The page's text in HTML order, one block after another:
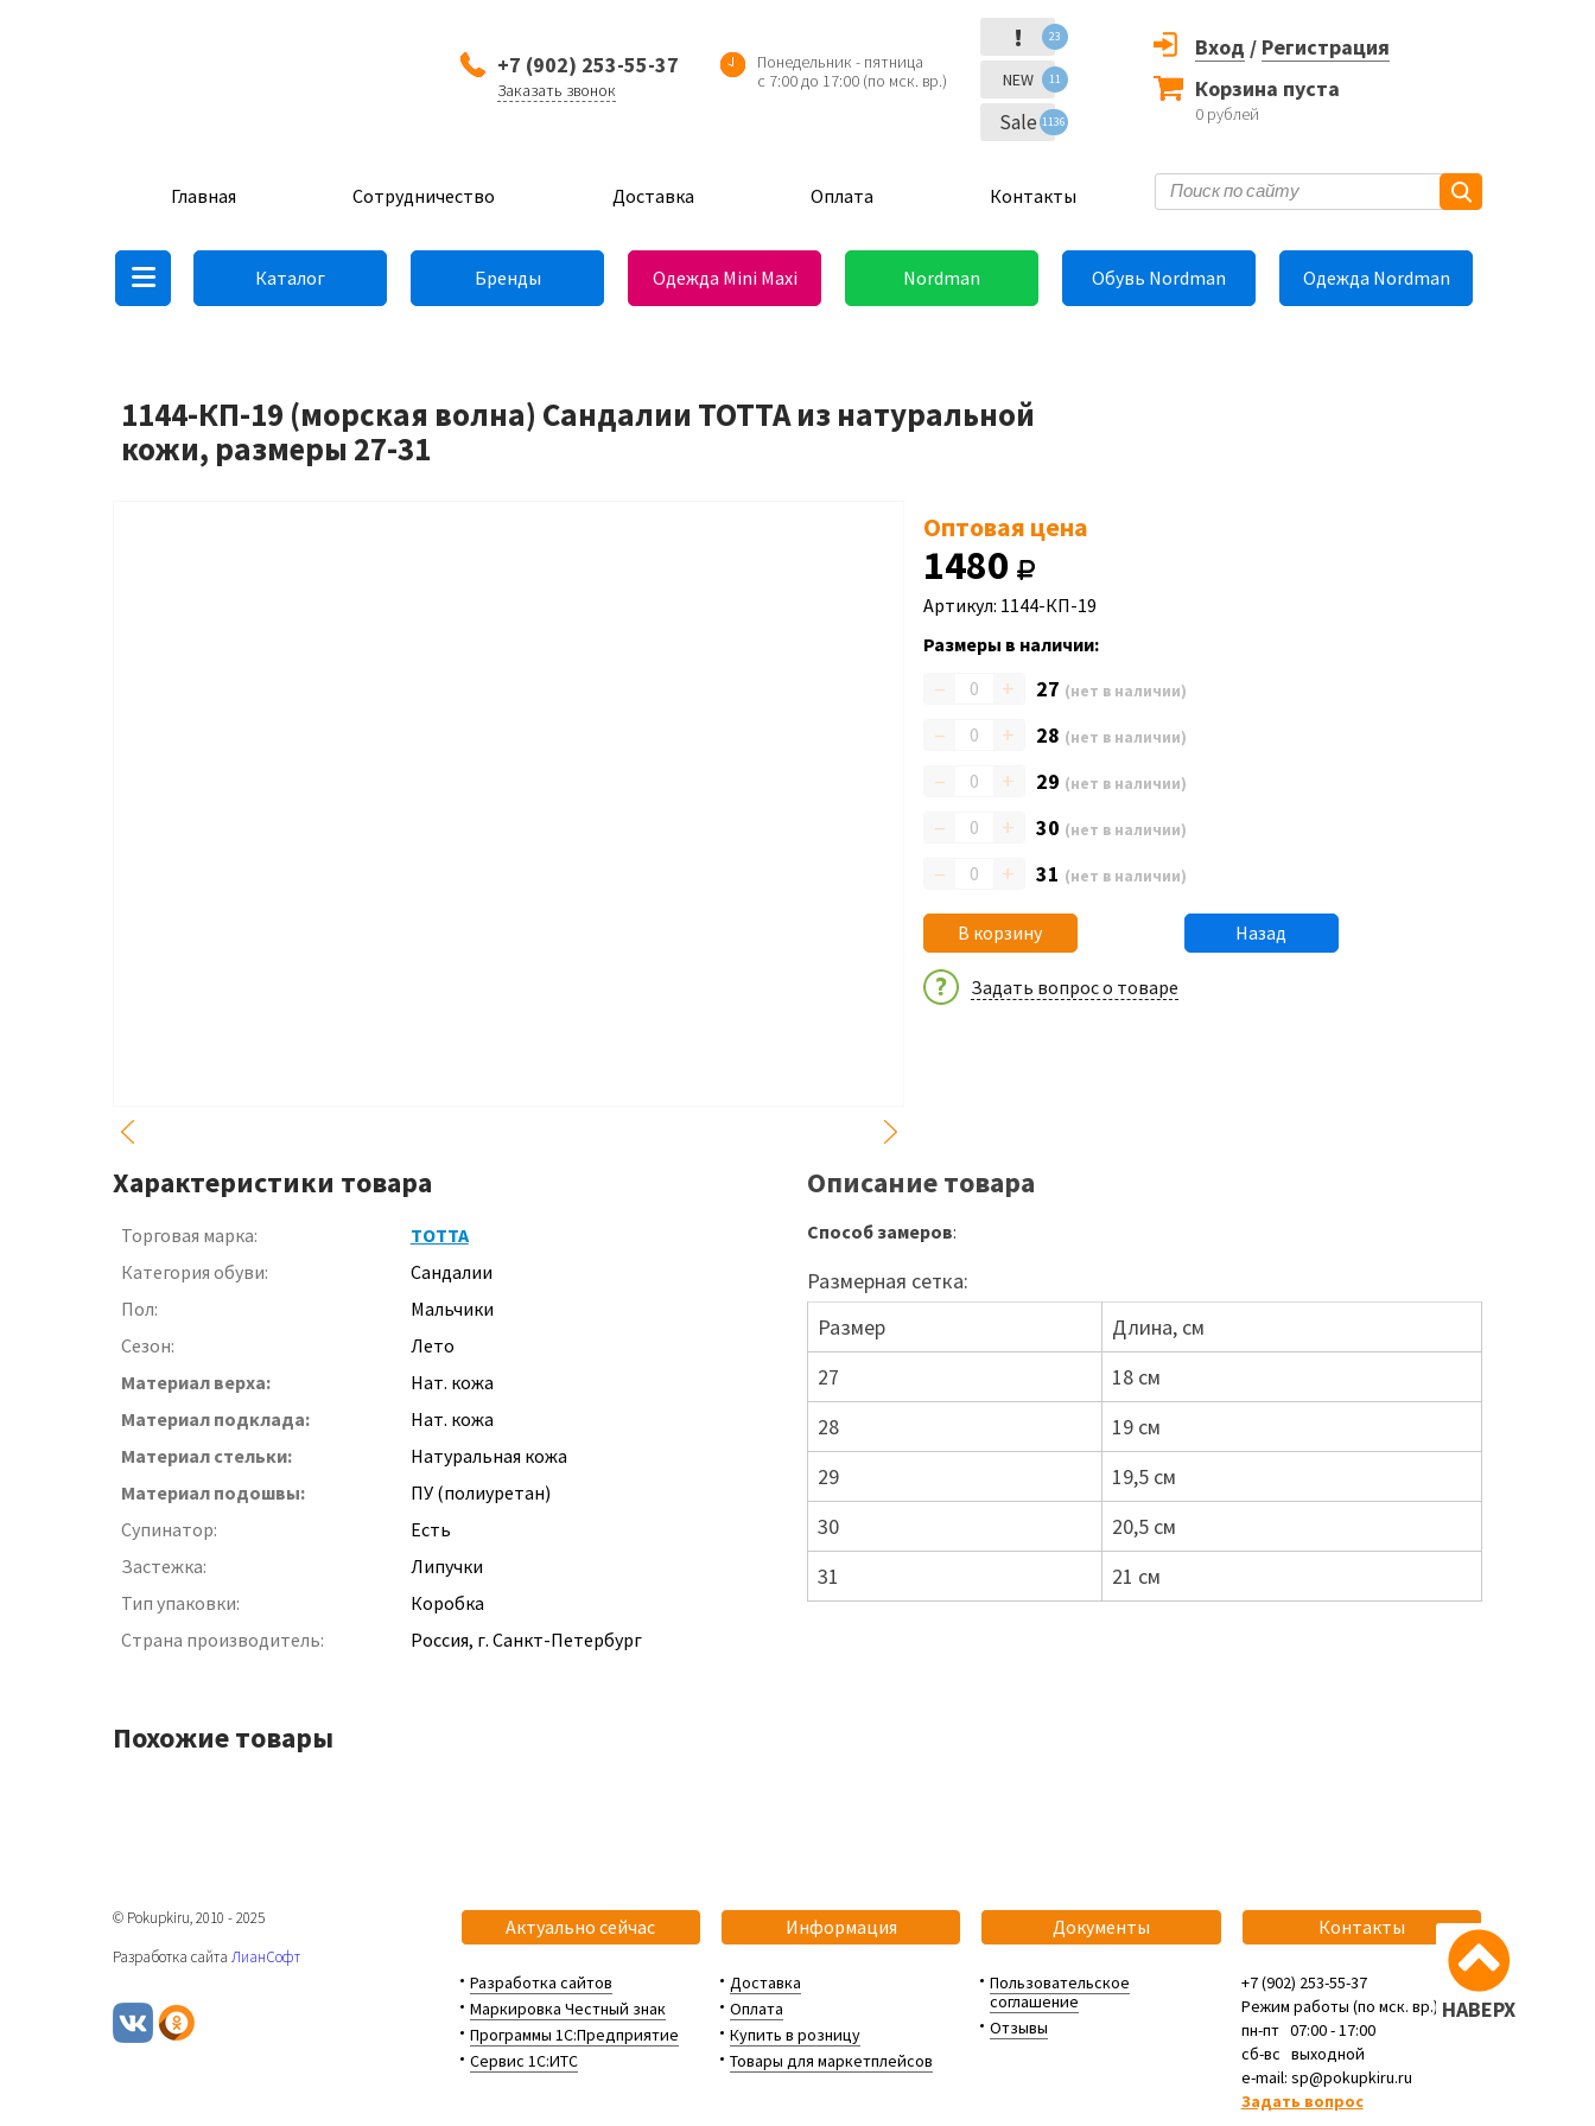
+7 (902) 253-55-37
Заказать звонок
Понедельник - пятница
с 7:00 до 17:00 (по мск. вр.)
! 23
NEW 11
Sale 1136
Вход / Регистрация
Корзина пуста
0 рублей
Главная Сотрудничество Доставка Оплата Контакты
Каталог Бренды Одежда Mini Maxi Nordman Обувь Nordman Одежда Nordman
1144-КП-19 (морская волна) Сандалии ТОТТА из натуральной
кожи, размеры 27-31
Оптовая цена
1480
Артикул: 1144-КП-19
Размеры в наличии:
– + 27 (нет в наличии)
– + 28 (нет в наличии)
– + 29 (нет в наличии)
– + 30 (нет в наличии)
– + 31 (нет в наличии)
В корзину Назад
Задать вопрос о товаре
Характеристики товара
Торговая марка:
ТОТТА
Категория обуви:
Сандалии
Пол:
Мальчики
Сезон:
Лето
Материал верха:
Нат. кожа
Материал подклада:
Нат. кожа
Материал стельки:
Натуральная кожа
Материал подошвы:
ПУ (полиуретан)
Супинатор:
Есть
Застежка:
Липучки
Тип упаковки:
Коробка
Страна производитель:
Россия, г. Санкт-Петербург
Описание товара
Способ замеров:
Размерная сетка:
Размер
Длина, см
27
18 см
28
19 см
29
19,5 см
30
20,5 см
31
21 см
Похожие товары
НАВЕРХ
Актуально сейчас
Разработка сайтов
Маркировка Честный знак
Программы 1С:Предприятие
Сервис 1С:ИТС
Информация
Доставка
Оплата
Купить в розницу
Товары для маркетплейсов
Документы
Пользовательское
соглашение
Отзывы
Контакты
+7 (902) 253-55-37
Режим работы (по мск. вр.):
пн-пт 07:00 - 17:00
сб-вс выходной
e-mail: sp@pokupkiru.ru
Задать вопрос
© Pokupkiru, 2010 - 2025
Разработка сайта ЛианСофт